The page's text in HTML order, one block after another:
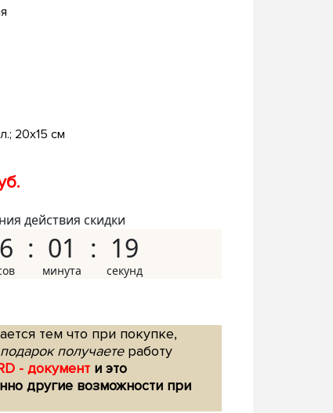
20х15 см
действия скидки
01 18
тем что при покупке,
получаетеработу
- документ и это
другие возможности при